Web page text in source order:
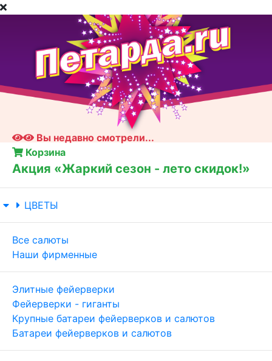
Вы недавно смотрели...
Корзина
Акция «Жаркий сезон - лето скидок!»
ЦВЕТЫ
Все салюты
Наши фирменные
Элитные фейерверки
Фейерверки - гиганты
Крупные батареи фейерверков и салютов
Батареи фейерверков и салютов